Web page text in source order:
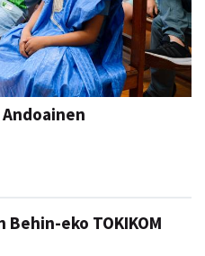
Behin-eko TOKIKOM